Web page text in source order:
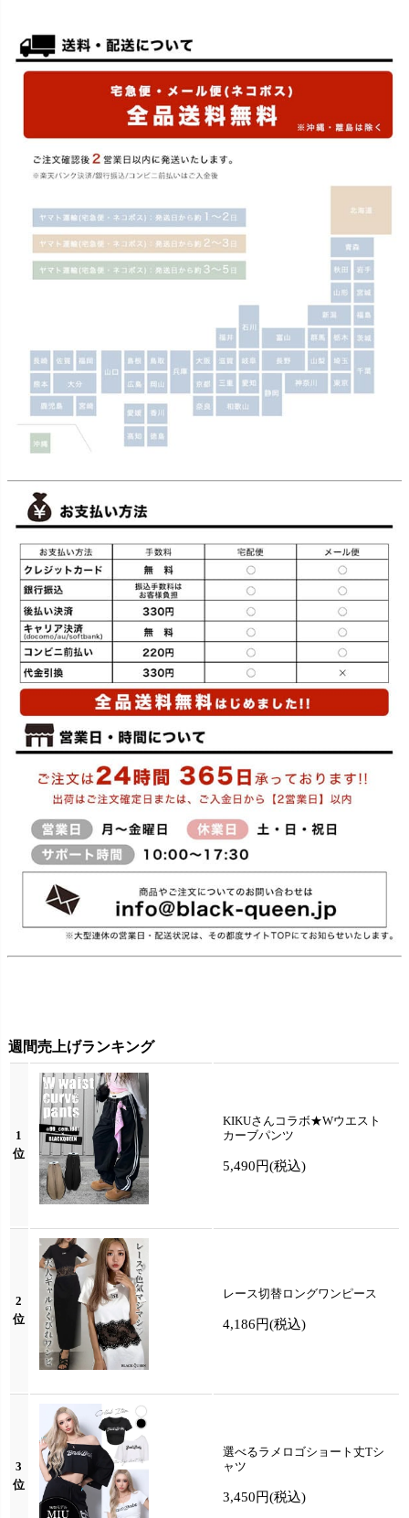
週間売上げランキング
1
位
KIKUさんコラボ★Wウエスト
カーブパンツ
5,490円(税込)
2
位
レース切替ロングワンピース
4,186円(税込)
3
位
選べるラメロゴショート丈Tシ
ャツ
3,450円(税込)